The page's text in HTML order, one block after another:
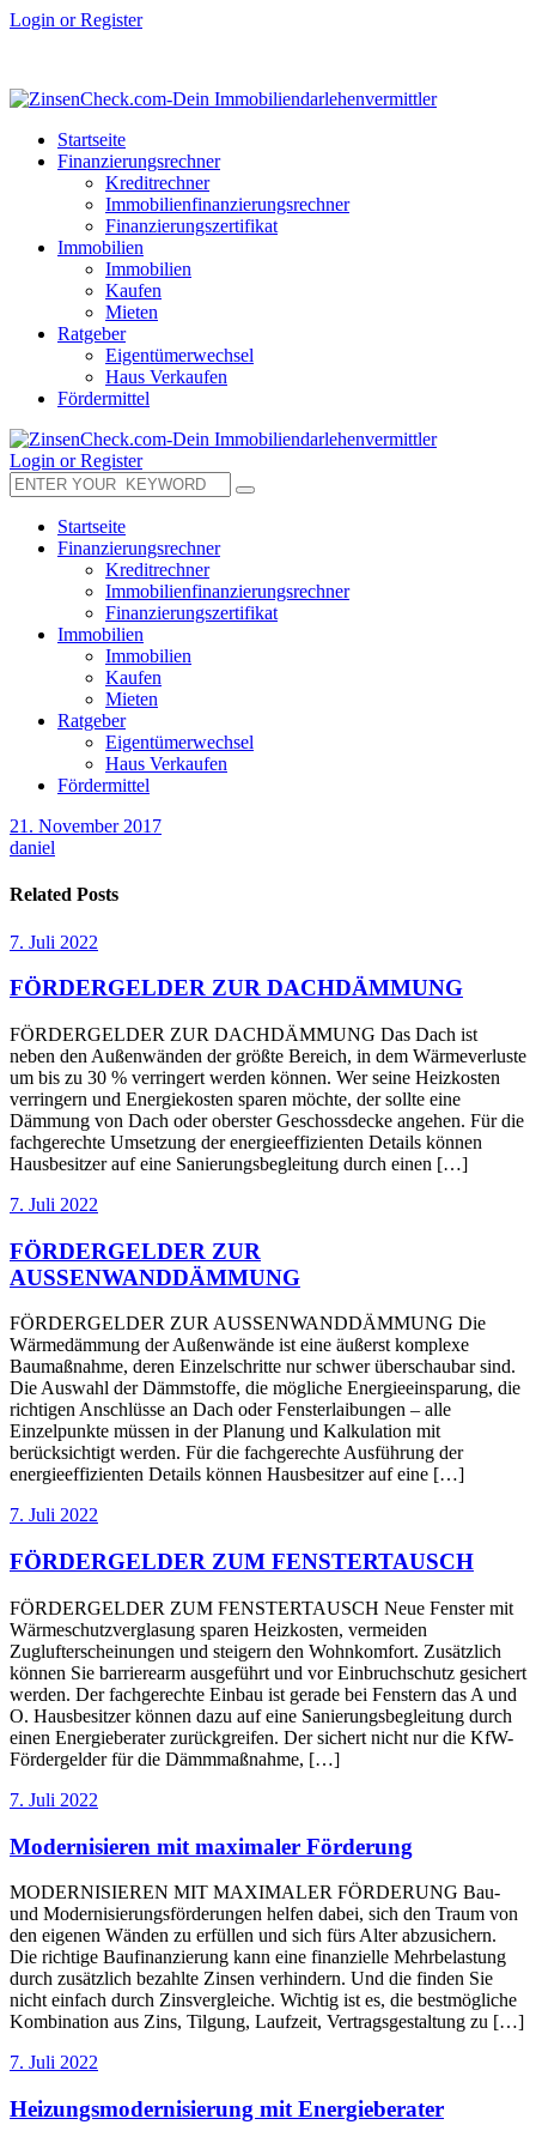
Login or Register
Startseite
Finanzierungsrechner
Kreditrechner
Immobilienfinanzierungsrechner
Finanzierungszertifikat
Immobilien
Immobilien
Kaufen
Mieten
Ratgeber
Eigentümerwechsel
Haus Verkaufen
Fördermittel
Login or Register
Startseite
Finanzierungsrechner
Kreditrechner
Immobilienfinanzierungsrechner
Finanzierungszertifikat
Immobilien
Immobilien
Kaufen
Mieten
Ratgeber
Eigentümerwechsel
Haus Verkaufen
Fördermittel
21. November 2017
daniel
Related Posts
7. Juli 2022
FÖRDERGELDER ZUR DACHDÄMMUNG
FÖRDERGELDER ZUR DACHDÄMMUNG Das Dach ist
neben den Außenwänden der größte Bereich, in dem Wärmeverluste
um bis zu 30 % verringert werden können. Wer seine Heizkosten
verringern und Energiekosten sparen möchte, der sollte eine
Dämmung von Dach oder oberster Geschossdecke angehen. Für die
fachgerechte Umsetzung der energieeffizienten Details können
Hausbesitzer auf eine Sanierungsbegleitung durch einen […]
7. Juli 2022
FÖRDERGELDER ZUR
AUSSENWANDDÄMMUNG
FÖRDERGELDER ZUR AUSSENWANDDÄMMUNG Die
Wärmedämmung der Außenwände ist eine äußerst komplexe
Baumaßnahme, deren Einzelschritte nur schwer überschaubar sind.
Die Auswahl der Dämmstoffe, die mögliche Energieeinsparung, die
richtigen Anschlüsse an Dach oder Fensterlaibungen – alle
Einzelpunkte müssen in der Planung und Kalkulation mit
berücksichtigt werden. Für die fachgerechte Ausführung der
energieeffizienten Details können Hausbesitzer auf eine […]
7. Juli 2022
FÖRDERGELDER ZUM FENSTERTAUSCH
FÖRDERGELDER ZUM FENSTERTAUSCH Neue Fenster mit
Wärmeschutzverglasung sparen Heizkosten, vermeiden
Zuglufterscheinungen und steigern den Wohnkomfort. Zusätzlich
können Sie barrierearm ausgeführt und vor Einbruchschutz gesichert
werden. Der fachgerechte Einbau ist gerade bei Fenstern das A und
O. Hausbesitzer können dazu auf eine Sanierungsbegleitung durch
einen Energieberater zurückgreifen. Der sichert nicht nur die KfW-
Fördergelder für die Dämmmaßnahme, […]
7. Juli 2022
Modernisieren mit maximaler Förderung
MODERNISIEREN MIT MAXIMALER FÖRDERUNG Bau-
und Modernisierungsförderungen helfen dabei, sich den Traum von
den eigenen Wänden zu erfüllen und sich fürs Alter abzusichern.
Die richtige Baufinanzierung kann eine finanzielle Mehrbelastung
durch zusätzlich bezahlte Zinsen verhindern. Und die finden Sie
nicht einfach durch Zinsvergleiche. Wichtig ist es, die bestmögliche
Kombination aus Zins, Tilgung, Laufzeit, Vertragsgestaltung zu […]
7. Juli 2022
Heizungsmodernisierung mit Energieberater